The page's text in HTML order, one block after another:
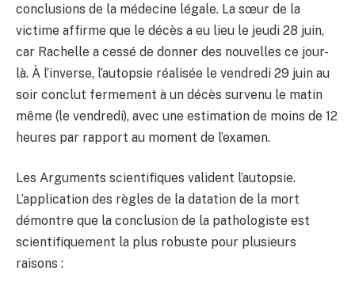
conclusions de la médecine légale. La sœur de la
victime affirme que le décès a eu lieu le jeudi 28 juin,
car Rachelle a cessé de donner des nouvelles ce jour-
là. À l’inverse, l’autopsie réalisée le vendredi 29 juin au
soir conclut fermement à un décès survenu le matin
même (le vendredi), avec une estimation de moins de 12
heures par rapport au moment de l’examen.
Les Arguments scientifiques valident l’autopsie.
L’application des règles de la datation de la mort
démontre que la conclusion de la pathologiste est
scientifiquement la plus robuste pour plusieurs
raisons :